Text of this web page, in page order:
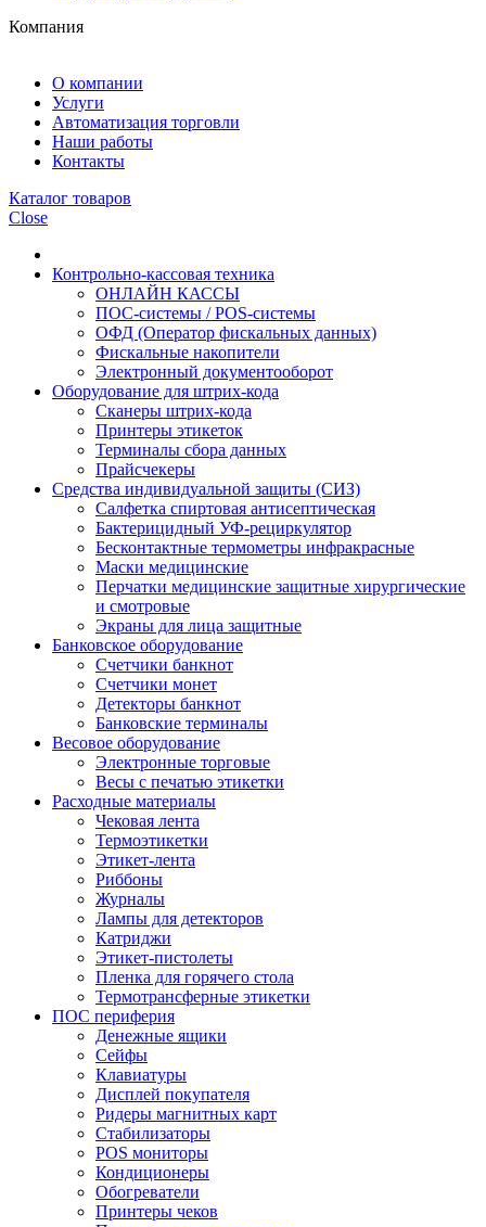
Компания
О компании
Услуги
Автоматизация торговли
Наши работы
Контакты
Каталог товаров
Close
Контрольно-кассовая техника
ОНЛАЙН КАССЫ
ПОС-системы / POS-системы
ОФД (Оператор фискальных данных)
Фискальные накопители
Электронный документооборот
Оборудование для штрих-кода
Сканеры штрих-кода
Принтеры этикеток
Терминалы сбора данных
Прайсчекеры
Средства индивидуальной защиты (СИЗ)
Салфетка спиртовая антисептическая
Бактерицидный УФ-рециркулятор
Бесконтактные термометры инфракрасные
Маски медицинские
Перчатки медицинские защитные хирургические
и смотровые
Экраны для лица защитные
Банковское оборудование
Счетчики банкнот
Счетчики монет
Детекторы банкнот
Банковские терминалы
Весовое оборудование
Электронные торговые
Весы с печатью этикетки
Расходные материалы
Чековая лента
Термоэтикетки
Этикет-лента
Риббоны
Журналы
Лампы для детекторов
Катриджи
Этикет-пистолеты
Пленка для горячего стола
Термотрансферные этикетки
ПОС периферия
Денежные ящики
Сейфы
Клавиатуры
Дисплей покупателя
Ридеры магнитных карт
Стабилизаторы
POS мониторы
Кондиционеры
Обогреватели
Принтеры чеков